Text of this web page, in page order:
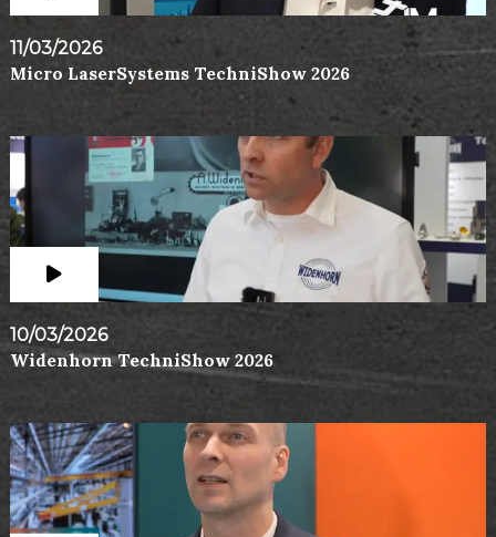
11/03/2026
Micro LaserSystems TechniShow 2026
10/03/2026
Widenhorn TechniShow 2026